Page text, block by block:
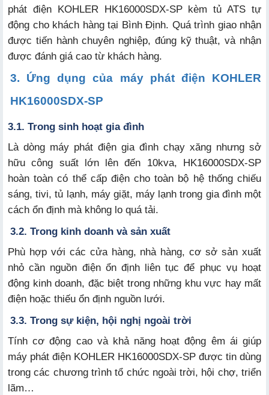
phát điện KOHLER HK16000SDX-SP kèm tủ ATS tự
động cho khách hàng tại Bình Định. Quá trình giao nhận
được tiến hành chuyên nghiệp, đúng kỹ thuật, và nhận
được đánh giá cao từ khách hàng.
3. Ứng dụng của máy phát điện KOHLER
HK16000SDX-SP
3.1. Trong sinh hoạt gia đình
Là dòng máy phát điện gia đình chạy xăng nhưng sở
hữu công suất lớn lên đến 10kva, HK16000SDX-SP
hoàn toàn có thể cấp điện cho toàn bộ hệ thống chiếu
sáng, tivi, tủ lạnh, máy giặt, máy lạnh trong gia đình một
cách ổn định mà không lo quá tải.
3.2. Trong kinh doanh và sản xuất
Phù hợp với các cửa hàng, nhà hàng, cơ sở sản xuất
nhỏ cần nguồn điện ổn định liên tục để phục vụ hoạt
động kinh doanh, đặc biệt trong những khu vực hay mất
điện hoặc thiếu ổn định nguồn lưới.
3.3. Trong sự kiện, hội nghị ngoài trời
Tính cơ động cao và khả năng hoạt động êm ái giúp
máy phát điện KOHLER HK16000SDX-SP được tin dùng
trong các chương trình tổ chức ngoài trời, hội chợ, triển
lãm…